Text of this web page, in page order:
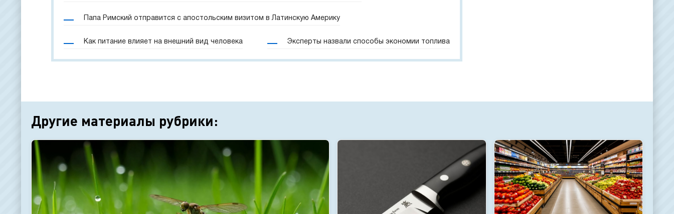
Папа Римский отправится с апостольским визитом в Латинскую Америку
Как питание влияет на внешний вид человека Эксперты назвали способы экономии топлива
Другие материалы рубрики: